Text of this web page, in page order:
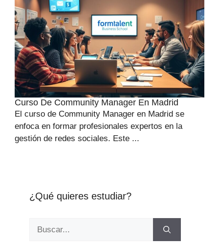
Curso De Community Manager En Madrid
El curso de Community Manager en Madrid se
enfoca en formar profesionales expertos en la
gestión de redes sociales. Este ...
¿Qué quieres estudiar?